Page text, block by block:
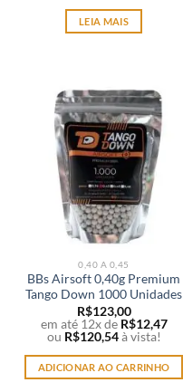
LEIA MAIS
0,40 A 0,45
BBs Airsoft 0,40g Premium
Tango Down 1000 Unidades
R$123,00
em até 12x de R$12,47
ou R$120,54 à vista!
ADICIONAR AO CARRINHO